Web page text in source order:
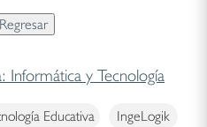
Informática y Tecnología
Educativa IngeLogik